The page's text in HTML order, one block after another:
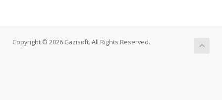
Copyright © 2026 Gazisoft. All Rights Reserved.